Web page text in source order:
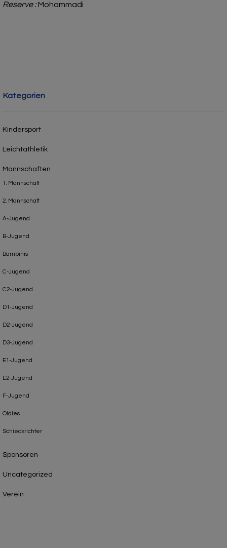
Reserve :Mohammadi
Kategorien
Kindersport
Leichtathletik
Mannschaften
1. Mannschaft
2. Mannschaft
A-Jugend
B-Jugend
Bambinis
C-Jugend
C2-Jugend
D1-Jugend
D2-Jugend
D3-Jugend
E1-Jugend
E2-Jugend
F-Jugend
Oldies
Schiedsrichter
Sponsoren
Uncategorized
Verein